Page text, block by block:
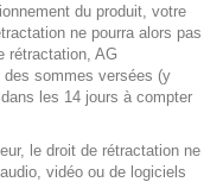
du produit, votre
ne pourra alors pas
rétractation, AG
des sommes versées (y
les 14 jours à compter
le droit de rétractation ne
vidéo ou de logiciels